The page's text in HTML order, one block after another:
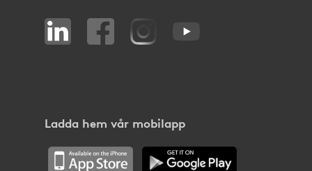
Ladda hem vår mobilapp